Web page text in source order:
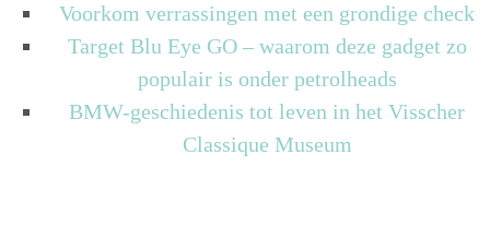
Voorkom verrassingen met een grondige check
Target Blu Eye GO – waarom deze gadget zo
populair is onder petrolheads
BMW-geschiedenis tot leven in het Visscher
Classique Museum